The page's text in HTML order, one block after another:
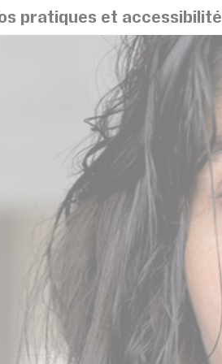
pratiques et accessibilité